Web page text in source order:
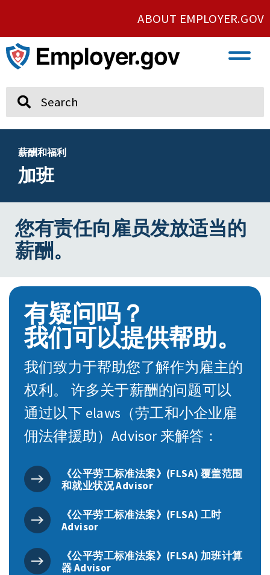
ABOUT EMPLOYER.GOV
薪酬和福利
加班
您有责任向雇员发放适当的
薪酬。
有疑问吗？
我们可以提供帮助。
我们致力于帮助您了解作为雇主的
权利。 许多关于薪酬的问题可以
通过以下 elaws（劳工和小企业雇
佣法律援助）Advisor 来解答：
《公平劳工标准法案》(FLSA) 覆盖范围
和就业状况 Advisor
《公平劳工标准法案》(FLSA) 工时
Advisor
《公平劳工标准法案》(FLSA) 加班计算
器 Advisor